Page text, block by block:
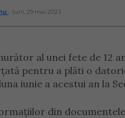
- luni, 29 mai 2023
al unei fete de 12
pentru a plăti o
iunie a acestui an la
din